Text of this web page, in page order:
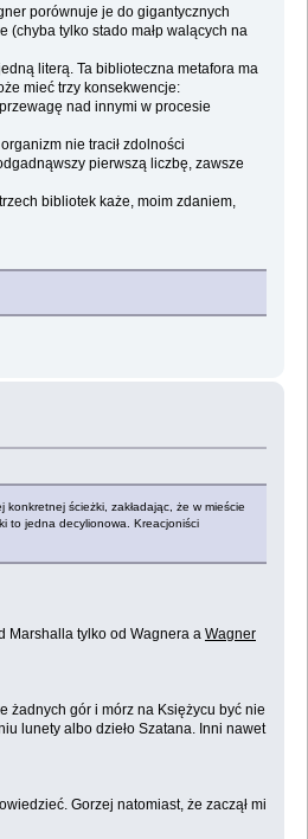
porównuje je do gigantycznych
(chyba tylko stado małp walących na
literą. Ta biblioteczna metafora ma
mieć trzy konsekwencje:
nad innymi w procesie
nie tracił zdolności
pierwszą liczbę, zawsze
bibliotek każe, moim zdaniem,
ścieżki, zakładając, że w mieście
to jedna decylionowa. Kreacjoniści
Marshalla tylko od Wagnera a Wagner
żadnych gór i mórz na Księżycu być nie
lunety albo dzieło Szatana. Inni nawet
Gorzej natomiast, że zaczął mi